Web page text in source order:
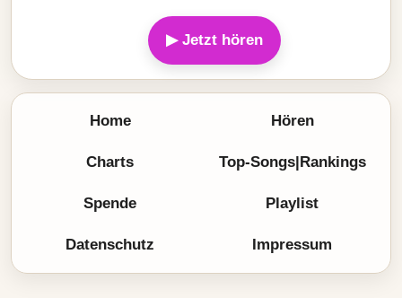
▶ Jetzt hören
Home Hören
Charts Top-Songs|Rankings
Spende Playlist
Datenschutz Impressum